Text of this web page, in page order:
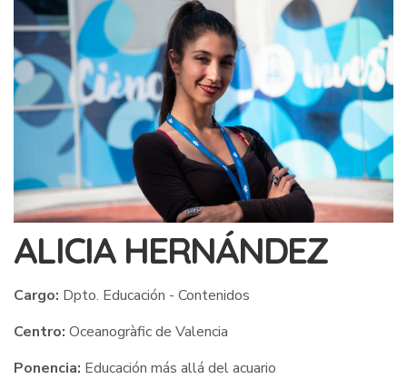
ALICIA HERNÁNDEZ
Cargo: Dpto. Educación - Contenidos
Centro: Oceanogràfic de Valencia
Ponencia: Educación más allá del acuario